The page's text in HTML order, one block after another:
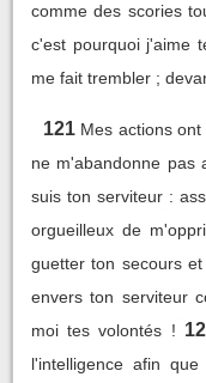
comme des scories
c'est pourquoi j'aime
me fait trembler ;
121 Mes actions
ne m'abandonne pas
suis ton serviteur :
orgueilleux de
guetter ton secours
envers ton serviteur
moi tes volontés !
l'intelligence afin